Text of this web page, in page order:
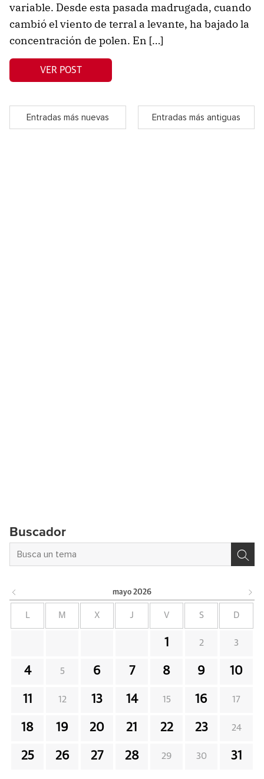
variable. Desde esta pasada madrugada, cuando
cambió el viento de terral a levante, ha bajado la
concentración de polen. En […]
VER POST
Entradas más nuevas Entradas más antiguas
Buscador
mayo 2026
L M X J V S D
1 2 3
4 5 6 7 8 9 10
11 12 13 14 15 16 17
18 19 20 21 22 23 24
25 26 27 28 29 30 31